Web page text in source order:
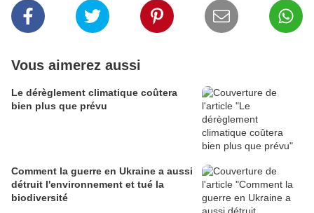
Vous aimerez aussi
Le dérèglement climatique coûtera
bien plus que prévu
Comment la guerre en Ukraine a aussi
détruit l'environnement et tué la
biodiversité